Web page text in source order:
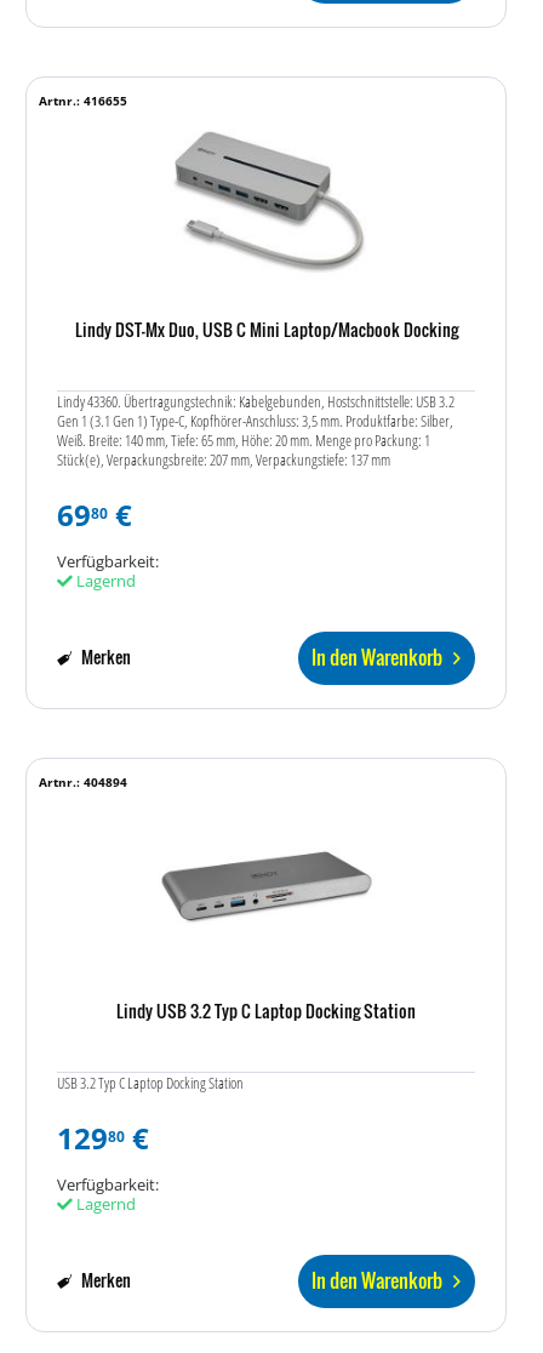
Lindy DST-Mx Duo, USB C Mini Laptop/Macbook Docking
Lindy 43360. Übertragungstechnik: Kabelgebunden, Hostschnittstelle: USB 3.2
Gen 1 (3.1 Gen 1) Type-C, Kopfhörer-Anschluss: 3,5 mm. Produktfarbe: Silber,
Weiß. Breite: 140 mm, Tiefe: 65 mm, Höhe: 20 mm. Menge pro Packung: 1
Stück(e), Verpackungsbreite: 207 mm, Verpackungstiefe: 137 mm
Artnr.: 416655
6980 €
Verfügbarkeit:
Lagernd
In den Warenkorb
Merken
Lindy USB 3.2 Typ C Laptop Docking Station
USB 3.2 Typ C Laptop Docking Station
Artnr.: 404894
12980 €
Verfügbarkeit:
Lagernd
In den Warenkorb
Merken